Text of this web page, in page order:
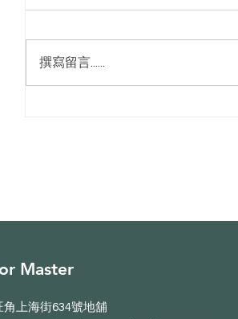
Mega Ton 5691 牛角鎖
撰寫留言......
Master
角上海街634號地舖